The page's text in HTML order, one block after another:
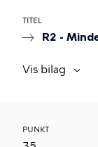
TITEL
R2 -
Vis bilag
PUNKT